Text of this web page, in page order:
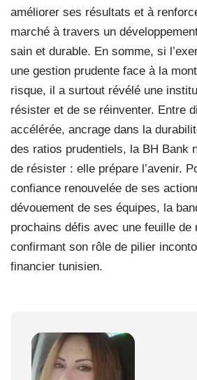
améliorer ses résultats et à
marché à travers un
sain et durable. En somme, si
une gestion prudente face à la
risque, il a surtout révélé une
résister et de se réinventer. Entre
accélérée, ancrage dans la
des ratios prudentiels, la BH Bank
de résister : elle prépare l’avenir.
confiance renouvelée de ses
dévouement de ses équipes, la
prochains défis avec une feuille de
confirmant son rôle de pilier
financier tunisien.